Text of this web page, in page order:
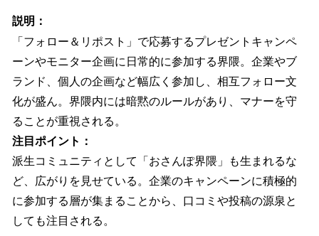
説明：
「フォロー＆リポスト」で応募するプレゼントキャンペ
ーンやモニター企画に日常的に参加する界隈。企業やブ
ランド、個人の企画など幅広く参加し、相互フォロー文
化が盛ん。界隈内には暗黙のルールがあり、マナーを守
ることが重視される。
注目ポイント：
派生コミュニティとして「おさんぽ界隈」も生まれるな
ど、広がりを見せている。企業のキャンペーンに積極的
に参加する層が集まることから、口コミや投稿の源泉と
しても注目される。